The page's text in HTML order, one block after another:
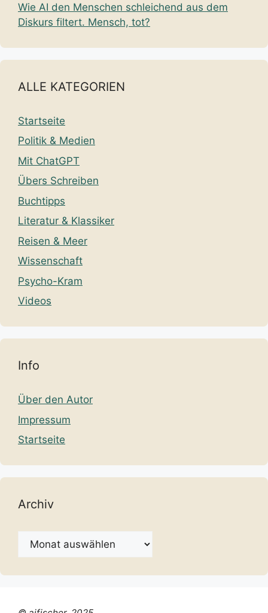
Wie AI den Menschen schleichend aus dem
Diskurs filtert. Mensch, tot?
ALLE KATEGORIEN
Startseite
Politik & Medien
Mit ChatGPT
Übers Schreiben
Buchtipps
Literatur & Klassiker
Reisen & Meer
Wissenschaft
Psycho-Kram
Videos
Info
Über den Autor
Impressum
Startseite
Archiv
Archiv